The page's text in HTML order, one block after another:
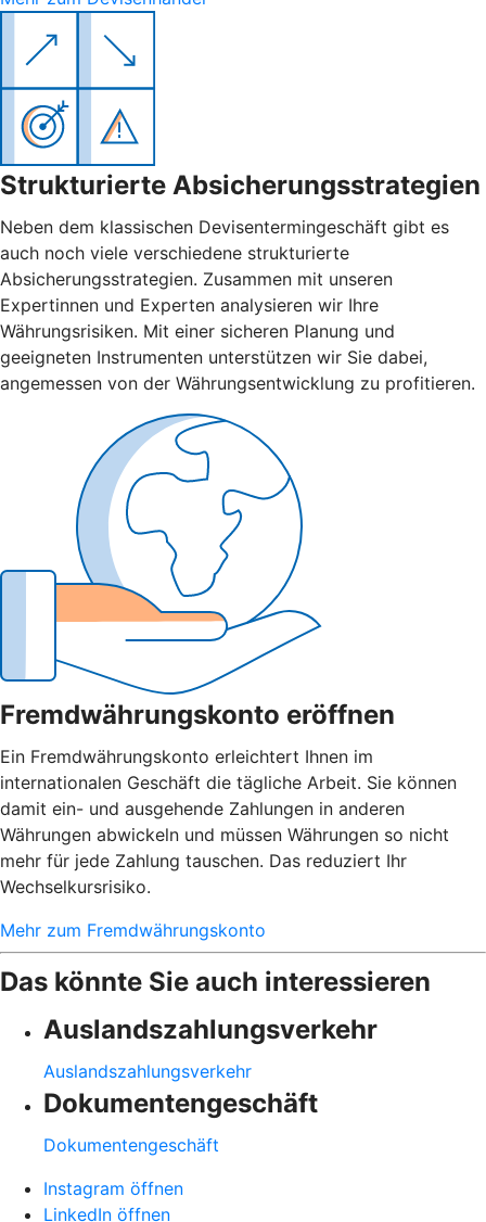
Strukturierte Absicherungsstrategien
Neben dem klassischen Devisentermingeschäft gibt es
auch noch viele verschiedene strukturierte
Absicherungsstrategien. Zusammen mit unseren
Expertinnen und Experten analysieren wir Ihre
Währungsrisiken. Mit einer sicheren Planung und
geeigneten Instrumenten unterstützen wir Sie dabei,
angemessen von der Währungsentwicklung zu profitieren.
Fremdwährungskonto eröffnen
Ein Fremdwährungskonto erleichtert Ihnen im
internationalen Geschäft die tägliche Arbeit. Sie können
damit ein- und ausgehende Zahlungen in anderen
Währungen abwickeln und müssen Währungen so nicht
mehr für jede Zahlung tauschen. Das reduziert Ihr
Wechselkursrisiko.
Mehr zum Fremdwährungskonto
Das könnte Sie auch interessieren
Auslandszahlungsverkehr
Auslandszahlungsverkehr
Dokumentengeschäft
Dokumentengeschäft
Instagram öffnen
LinkedIn öffnen